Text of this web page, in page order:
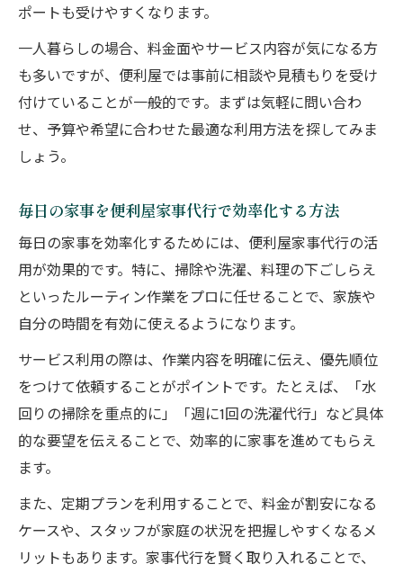
ポートも受けやすくなります。
一人暮らしの場合、料金面やサービス内容が気になる方
も多いですが、便利屋では事前に相談や見積もりを受け
付けていることが一般的です。まずは気軽に問い合わ
せ、予算や希望に合わせた最適な利用方法を探してみま
しょう。
毎日の家事を便利屋家事代行で効率化する方法
毎日の家事を効率化するためには、便利屋家事代行の活
用が効果的です。特に、掃除や洗濯、料理の下ごしらえ
といったルーティン作業をプロに任せることで、家族や
自分の時間を有効に使えるようになります。
サービス利用の際は、作業内容を明確に伝え、優先順位
をつけて依頼することがポイントです。たとえば、「水
回りの掃除を重点的に」「週に1回の洗濯代行」など具体
的な要望を伝えることで、効率的に家事を進めてもらえ
ます。
また、定期プランを利用することで、料金が割安になる
ケースや、スタッフが家庭の状況を把握しやすくなるメ
リットもあります。家事代行を賢く取り入れることで、